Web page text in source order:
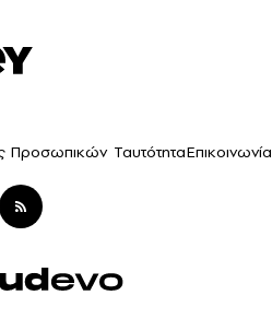
Προσωπικών ΤαυτότηταΕπικοινωνία